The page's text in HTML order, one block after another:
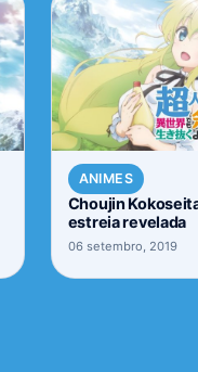
ANIMES
Choujin
estreia revelada
06 setembro, 2019